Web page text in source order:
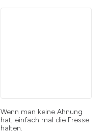
Wenn man keine Ahnung
hat, einfach mal die Fresse
halten.